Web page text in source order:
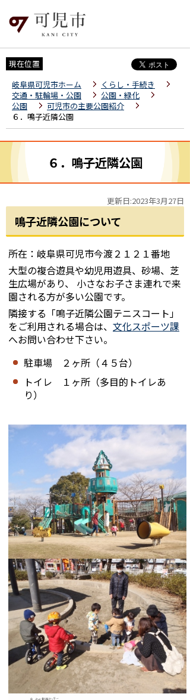
現在位置
岐阜県可児市ホーム
くらし・手続き
交通・駐輪場・公園
公園・緑化
公園
可児市の主要公園紹介
６．鳴子近隣公園
６．鳴子近隣公園
更新日:2023年3月27日
鳴子近隣公園について
所在：岐阜県可児市今渡２１２１番地
大型の複合遊具や幼児用遊具、砂場、芝
生広場があり、 小さなお子さま連れで来
園される方が多い公園です。
隣接する「鳴子近隣公園テニスコート」
をご利用される場合は、 文化スポーツ課
へお問い合わせ下さい。
駐車場 ２ヶ所（４５台）
トイレ １ヶ所（多目的トイレあ
り）